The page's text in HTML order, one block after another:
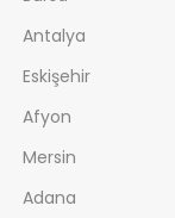
Antalya
Eskişehir
Afyon
Mersin
Adana